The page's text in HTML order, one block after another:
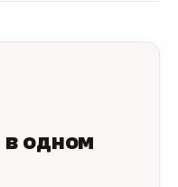
в одном